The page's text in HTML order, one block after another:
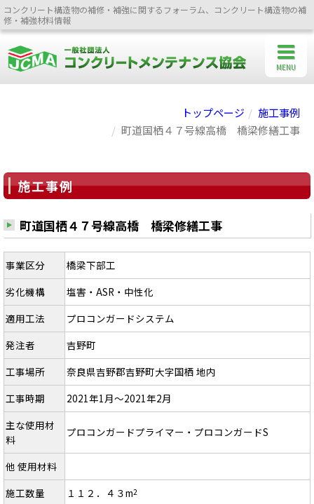
コンクリート構造物の補修・補強に関するフォーラム、コンクリート構造物の補
修・補強材料情報
トップページ
施工事例
町道国栖４７号線高橋 橋梁修繕工事
施工事例
町道国栖４７号線高橋 橋梁修繕工事
事業区分
橋梁下部工
劣化機構
塩害・ASR・中性化
適用工法
プロコンガードシステム
発注者
吉野町
工事場所
奈良県吉野郡吉野町大字国栖 地内
工事時期
2021年1月～2021年2月
主な使用材
料
プロコンガードプライマー・プロコンガードS
他 使用材料
施工数量
１１２．４３m2
MENU